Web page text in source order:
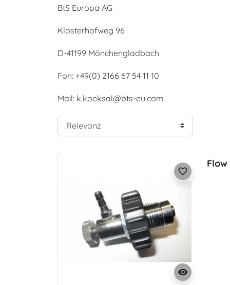
BtS Europa AG
Klosterhofweg 96
D-41199 Mönchengladbach
Fon: +49(0) 2166 67 54 11 10
Mail: k.koeksal@bts-eu.com
visibility
favorite_border